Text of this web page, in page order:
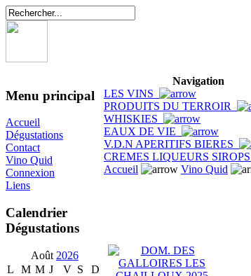
Menu principal
Accueil
Dégustations
Contact
Vino Quid
Connexion
Liens
Calendrier
Dégustations
Août 2026
L
M M J V S
D
Navigation
LES VINS
PRODUITS DU TERROIR
WHISKIES
EAUX DE VIE
V.D.N APERITIFS BIERES
CREMES LIQUEURS SIROPS
Accueil
Vino Quid